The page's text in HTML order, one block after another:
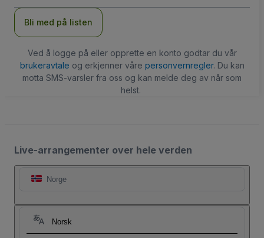
Bli med på listen
Ved å logge på eller opprette en konto godtar du vår
brukeravtale og erkjenner våre personvernregler. Du kan
motta SMS-varsler fra oss og kan melde deg av når som
helst.
Live-arrangementer over hele verden
Norge
Norsk